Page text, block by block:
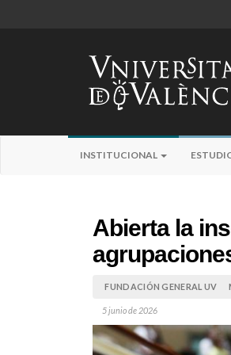
INSTITUCIONAL
Abierta la
FUNDACIÓN GENERAL UV
5 junio de 2026